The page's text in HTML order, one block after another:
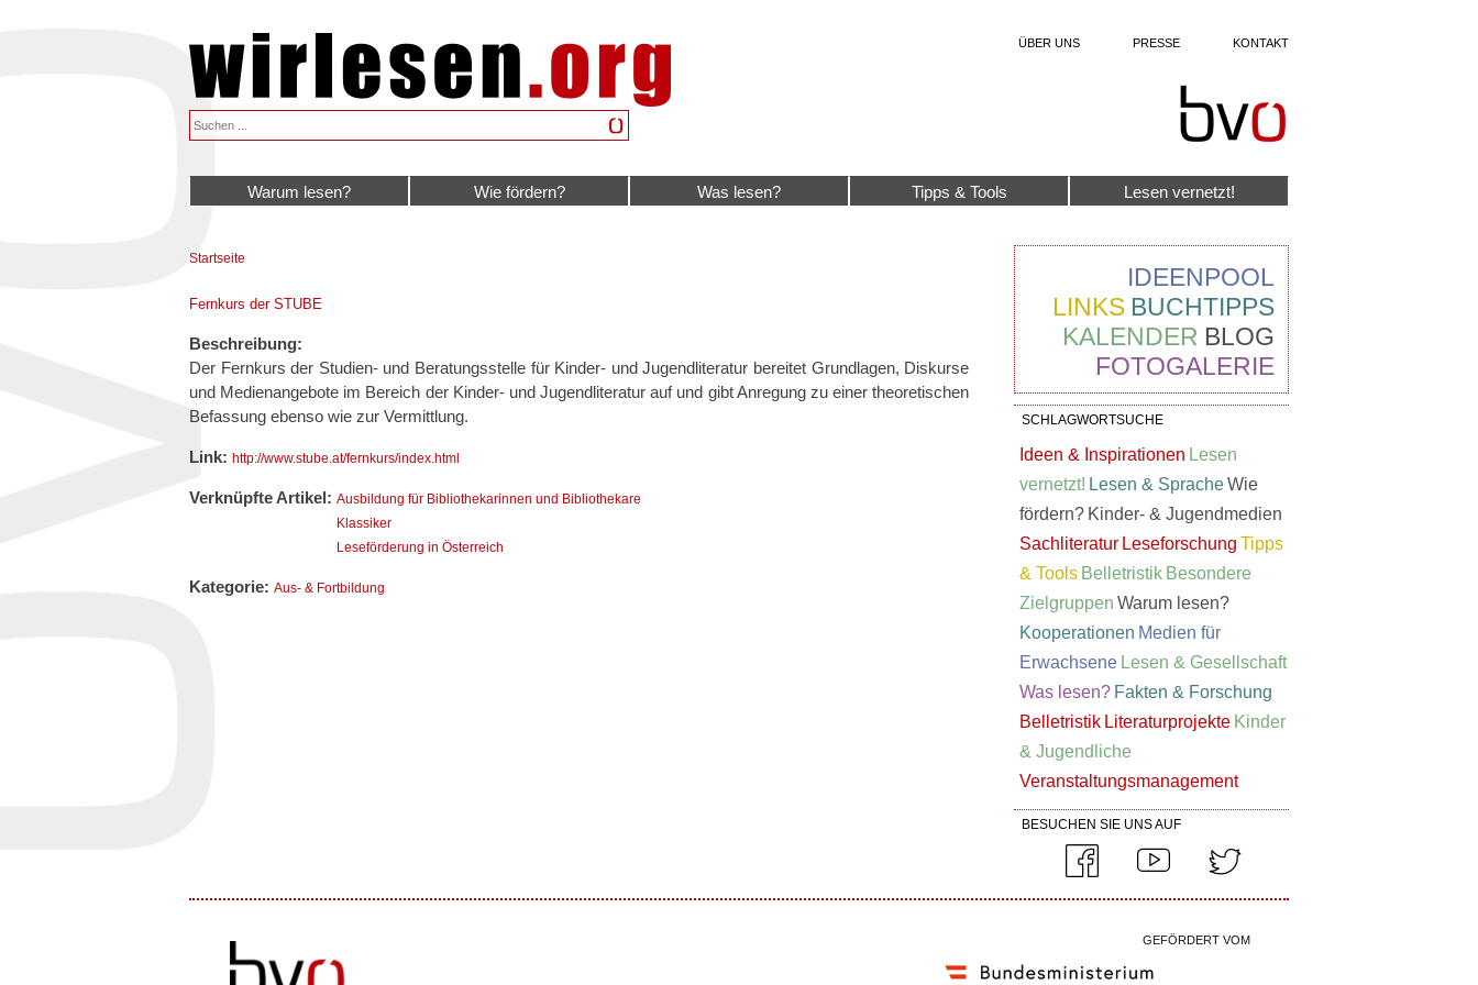
ÜBER UNS PRESSE KONTAKT
Warum lesen? Wie fördern? Was lesen? Tipps & Tools Lesen vernetzt!
Sie sind hier
Startseite
Fernkurs der STUBE
Beschreibung:
Der Fernkurs der Studien- und Beratungsstelle für Kinder- und Jugendliteratur bereitet Grundlagen, Diskurse
und Medienangebote im Bereich der Kinder- und Jugendliteratur auf und gibt Anregung zu einer theoretischen
Befassung ebenso wie zur Vermittlung.
Link: http://www.stube.at/fernkurs/index.html
Verknüpfte Artikel: Ausbildung für Bibliothekarinnen und Bibliothekare
Klassiker
Leseförderung in Österreich
Kategorie: Aus- & Fortbildung
IDEENPOOL
BUCHTIPPS
LINKS
BLOG
KALENDER
FOTOGALERIE
SCHLAGWORTSUCHE
Ideen & Inspirationen Lesen
vernetzt! Lesen & SpracheWie
fördern? Kinder- & Jugendmedien
Sachliteratur Leseforschung Tipps
& Tools Belletristik Besondere
Zielgruppen Warum lesen?
Kooperationen Medien für
Erwachsene Lesen & Gesellschaft
Was lesen? Fakten & Forschung
Belletristik Literaturprojekte Kinder
& Jugendliche
Veranstaltungsmanagement
BESUCHEN SIE UNS AUF
GEFÖRDERT VOM